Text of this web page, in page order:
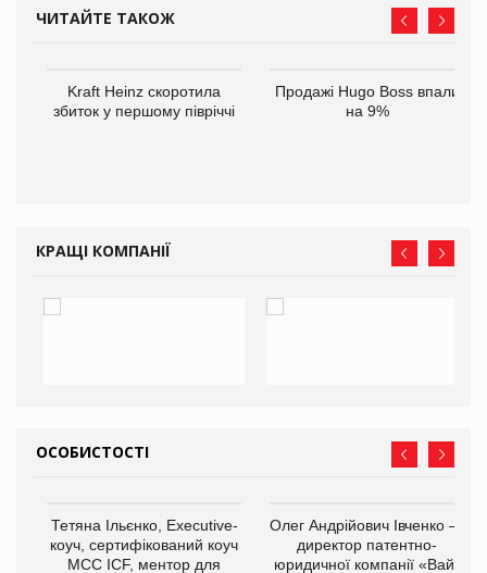
ЧИТАЙТЕ ТАКОЖ
Kraft Heinz скоротила
збиток у першому півріччі
Продажі Hugo Boss впали
на 9%
КРАЩІ КОМПАНІЇ
ОСОБИСТОСТІ
Тетяна Ільєнко, Executive-
коуч, сертифікований коуч
МСС ICF, ментор для
Олег Андрійович Івченко —
директор патентно-
юридичної компанії «Вайз